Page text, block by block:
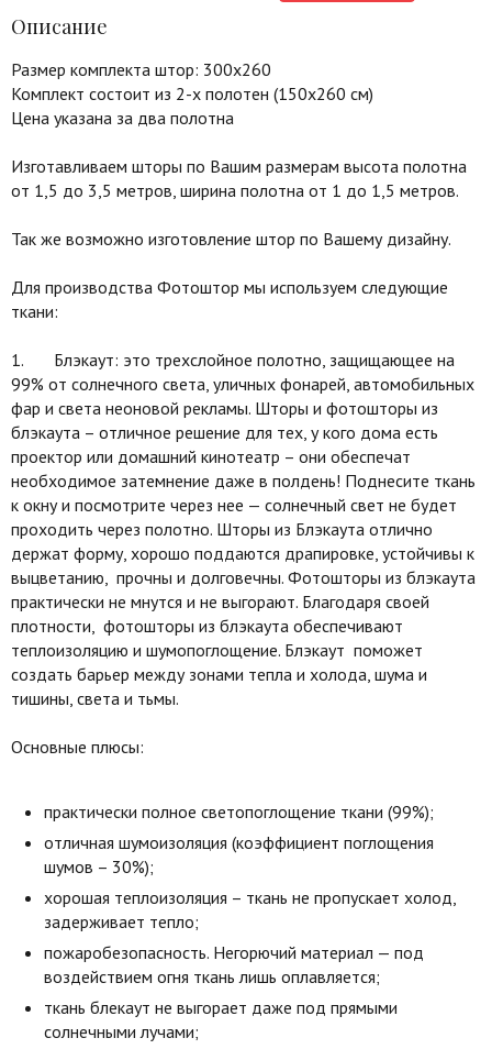
Описание
Размер комплекта штор: 300х260
Комплект состоит из 2-х полотен (150х260 см)
Цена указана за два полотна
Изготавливаем шторы по Вашим размерам высота полотна
от 1,5 до 3,5 метров, ширина полотна от 1 до 1,5 метров.
Так же возможно изготовление штор по Вашему дизайну.
Для производства Фотоштор мы используем следующие
ткани:
1. Блэкаут: это трехслойное полотно, защищающее на
99% от солнечного света, уличных фонарей, автомобильных
фар и света неоновой рекламы. Шторы и фотошторы из
блэкаута – отличное решение для тех, у кого дома есть
проектор или домашний кинотеатр – они обеспечат
необходимое затемнение даже в полдень! Поднесите ткань
к окну и посмотрите через нее — солнечный свет не будет
проходить через полотно. Шторы из Блэкаута отлично
держат форму, хорошо поддаются драпировке, устойчивы к
выцветанию, прочны и долговечны. Фотошторы из блэкаута
практически не мнутся и не выгорают. Благодаря своей
плотности, фотошторы из блэкаута обеспечивают
теплоизоляцию и шумопоглощение. Блэкаут поможет
создать барьер между зонами тепла и холода, шума и
тишины, света и тьмы.
Основные плюсы:
практически полное светопоглощение ткани (99%);
отличная шумоизоляция (коэффициент поглощения
шумов – 30%);
хорошая теплоизоляция – ткань не пропускает холод,
задерживает тепло;
пожаробезопасность. Негорючий материал — под
воздействием огня ткань лишь оплавляется;
ткань блекаут не выгорает даже под прямыми
солнечными лучами;